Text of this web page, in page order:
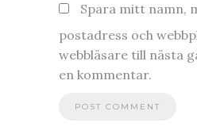
Spara mitt namn,
postadress och
webbläsare till nästa
en kommentar.